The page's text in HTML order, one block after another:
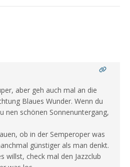
aber geh auch mal an die
Blaues Wunder. Wenn du
nen schönen Sonnenuntergang,
ob in der Semperoper was
günstiger als man denkt.
willst, check mal den Jazzclub